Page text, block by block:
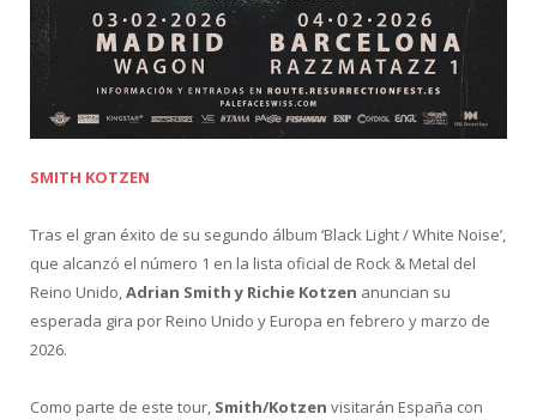
SMITH KOTZEN
Tras el gran éxito de su segundo álbum ‘Black Light / White Noise’,
que alcanzó el número 1 en la lista oficial de Rock & Metal del
Reino Unido,Adrian Smith y Richie Kotzen anuncian su
esperada gira por Reino Unido y Europa en febrero y marzo de
2026.
Como parte de este tour, Smith/Kotzen visitarán España con